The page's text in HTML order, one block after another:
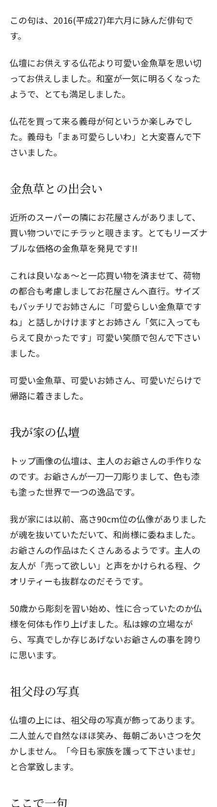
この句は、2016(平成27)年六月に詠んだ俳句で
す。
仏壇にお供えする仏花より可愛い金魚草を思い切
ってお供えしました。和室が一気に明るくなった
ようで、とても満足しました。
仏花を買って来る義母が何というか楽しみでし
た。義母も「まぁ可愛らしいわ」と大変喜んで下
さいました。
金魚草との出会い
近所のスーパーの隣にお花屋さんがありまして、
買い物ついでにチラッと覗きます。とてもリーズナ
ブルな価格の金魚草を発見です!!
これは良いなぁ～と一応買い物を済ませて、荷物
の都合も考慮しましてお花屋さんへ直行。サイズ
もバッチリでお姉さんに「可愛らしい金魚草です
ね」と話しかけけますとお姉さん「気に入っても
らえて良かったです」可愛い笑顔で包んで下さい
ました。
可愛い金魚草、可愛いお姉さん、可愛いだらけで
帰路に着きました。
我が家の仏壇
トップ画像の仏壇は、主人のお爺さんの手作りな
のです。お爺さんが一刀一刀彫りまして、色も漆
も塗った世界で一つの逸品です。
我が家には以前、高さ90cm位の仏像がありました
が魂を抜いていただいて、和尚様に委ねました。
お爺さんの作品はたくさんあるようです。主人の
友人が「売って欲しい」と声をかけられる程、ク
オリティーも抜群なのだそうです。
50歳から彫刻を習い始め、性に合っていたのか仏
様を何体も作り上げました。私は嫁の立場なが
ら、写真でしか存じあげないお爺さんの事を誇り
に思います。
祖父母の写真
仏壇の上には、祖父母の写真が飾ってあります。
二人並んで自然なほほ笑み、毎朝ごあいさつを欠
かしません。「今日も家族を護って下さいませ」
と合掌致します。
ここで一句